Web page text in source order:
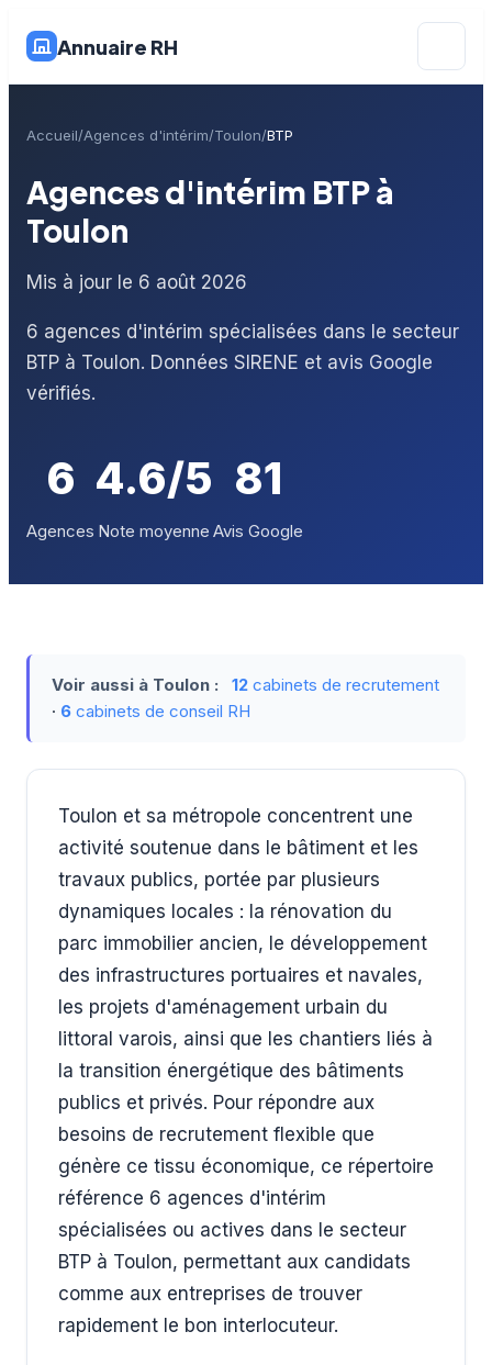
Annuaire RH
Accueil Agences d'intérim Toulon BTP
Agences d'intérim BTP à
Toulon
Mis à jour le 6 août 2026
6 agences d'intérim spécialisées dans le secteur
BTP à Toulon. Données SIRENE et avis Google
vérifiés.
6
Agences
4.6/5
Note moyenne
81
Avis Google
Voir aussi à Toulon : 12 cabinets de recrutement
· 6 cabinets de conseil RH
Toulon et sa métropole concentrent une
activité soutenue dans le bâtiment et les
travaux publics, portée par plusieurs
dynamiques locales : la rénovation du
parc immobilier ancien, le développement
des infrastructures portuaires et navales,
les projets d'aménagement urbain du
littoral varois, ainsi que les chantiers liés à
la transition énergétique des bâtiments
publics et privés. Pour répondre aux
besoins de recrutement flexible que
génère ce tissu économique, ce répertoire
référence 6 agences d'intérim
spécialisées ou actives dans le secteur
BTP à Toulon, permettant aux candidats
comme aux entreprises de trouver
rapidement le bon interlocuteur.